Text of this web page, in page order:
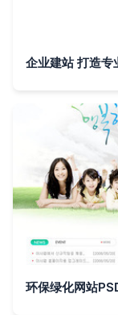
环保绿化网站